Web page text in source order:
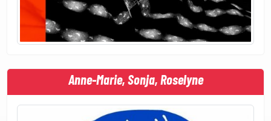
Anne-Marie, Sonja, Roselyne